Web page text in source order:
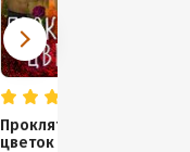
Проклятый
цветок